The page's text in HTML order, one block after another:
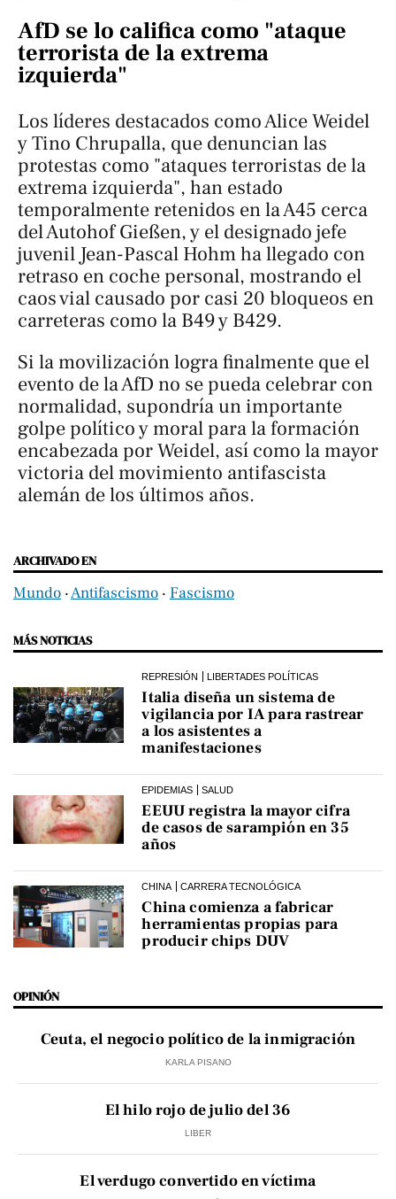
AfD se lo califica como "ataque
terrorista de la extrema
izquierda"
Los líderes destacados como Alice Weidel
y Tino Chrupalla, que denuncian las
protestas como "ataques terroristas de la
extrema izquierda", han estado
temporalmente retenidos en la A45 cerca
del Autohof Gießen, y el designado jefe
juvenil Jean-Pascal Hohm ha llegado con
retraso en coche personal, mostrando el
caos vial causado por casi 20 bloqueos en
carreteras como la B49 y B429.
Si la movilización logra finalmente que el
evento de la AfD no se pueda celebrar con
normalidad, supondría un importante
golpe político y moral para la formación
encabezada por Weidel, así como la mayor
victoria del movimiento antifascista
alemán de los últimos años.
ARCHIVADO EN
Mundo ‧Antifascismo ‧ Fascismo
MÁS NOTICIAS
REPRESIÓN LIBERTADES POLÍTICAS
Italia diseña un sistema de
vigilancia por IA para rastrear
a los asistentes a
manifestaciones
EPIDEMIAS SALUD
EEUU registra la mayor cifra
de casos de sarampión en 35
años
CHINA CARRERA TECNOLÓGICA
China comienza a fabricar
herramientas propias para
producir chips DUV
OPINIÓN
Ceuta, el negocio político de la inmigración
KARLA PISANO
El hilo rojo de julio del 36
LIBER
El verdugo convertido en víctima